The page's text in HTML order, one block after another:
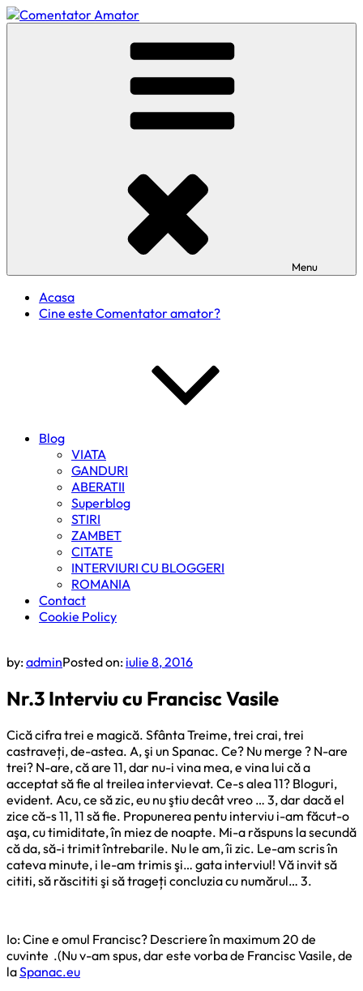
Skip
to
Menu
Acasa
Cine este Comentator amator?
Blog
VIATA
GANDURI
ABERATII
Superblog
STIRI
ZAMBET
CITATE
INTERVIURI CU BLOGGERI
ROMANIA
Contact
Cookie Policy
by:adminPosted on: iulie 8, 2016
Nr.3 Interviu cu Francisc Vasile
Cică cifra trei e magică. Sfânta Treime, trei crai, trei
castraveți, de-astea. A, şi un Spanac. Ce? Nu merge ? N-are
trei? N-are, că are 11, dar nu-i vina mea, e vina lui că a
acceptat să fie al treilea intervievat. Ce-s alea 11? Bloguri,
evident. Acu, ce să zic, eu nu ştiu decât vreo … 3, dar dacă el
zice că-s 11, 11 să fie. Propunerea pentu interviu i-am făcut-o
aşa, cu timiditate, în miez de noapte. Mi-a răspuns la secundă
că da, să-i trimit întrebarile. Nu le am, îi zic. Le-am scris în
cateva minute, i le-am trimis şi… gata interviul! Vă invit să
cititi, să răscititi şi să trageți concluzia cu numărul… 3.
Io: Cine e omul Francisc? Descriere în maximum 20 de
cuvinte .(Nu v-am spus, dar este vorba de Francisc Vasile, de
laSpanac.eu